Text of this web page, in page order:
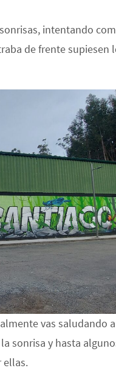
intentando
de frente supiesen
vas saludando
sonrisa y hasta
ellas.